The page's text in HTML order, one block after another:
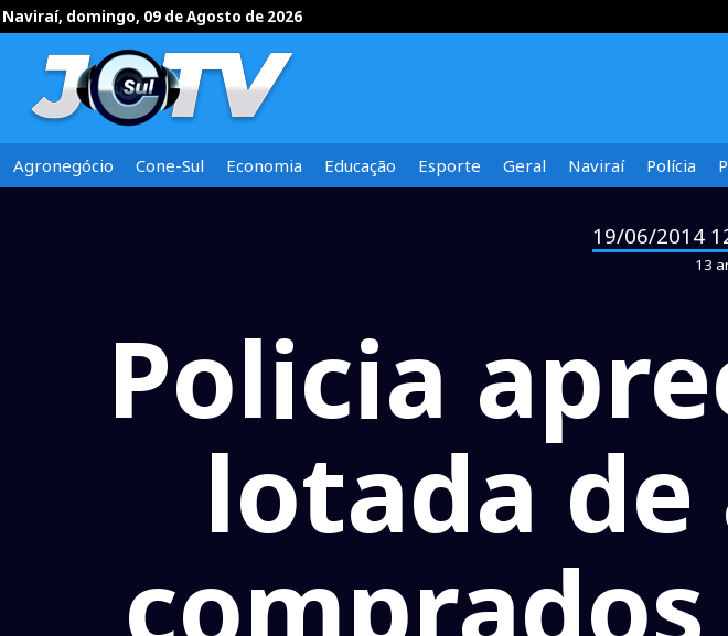
Naviraí, domingo, 09 de Agosto de 2026
Agronegócio Cone-Sul Economia Educação Esporte Geral Naviraí Polícia
19/06/2014
13
Policia
lotada